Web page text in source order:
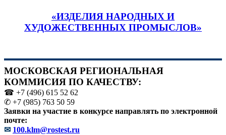
«ИЗДЕЛИЯ НАРОДНЫХ И
ХУДОЖЕСТВЕННЫХ ПРОМЫСЛОВ»
МОСКОВСКАЯ РЕГИОНАЛЬНАЯ
КОММИСИЯ ПО КАЧЕСТВУ:
☎ +7 (496) 615 52 62
✆ +7 (985) 763 50 59
Заявки на участие в конкурсе направлять по электронной
почте:
✉ 100.klm@rostest.ru